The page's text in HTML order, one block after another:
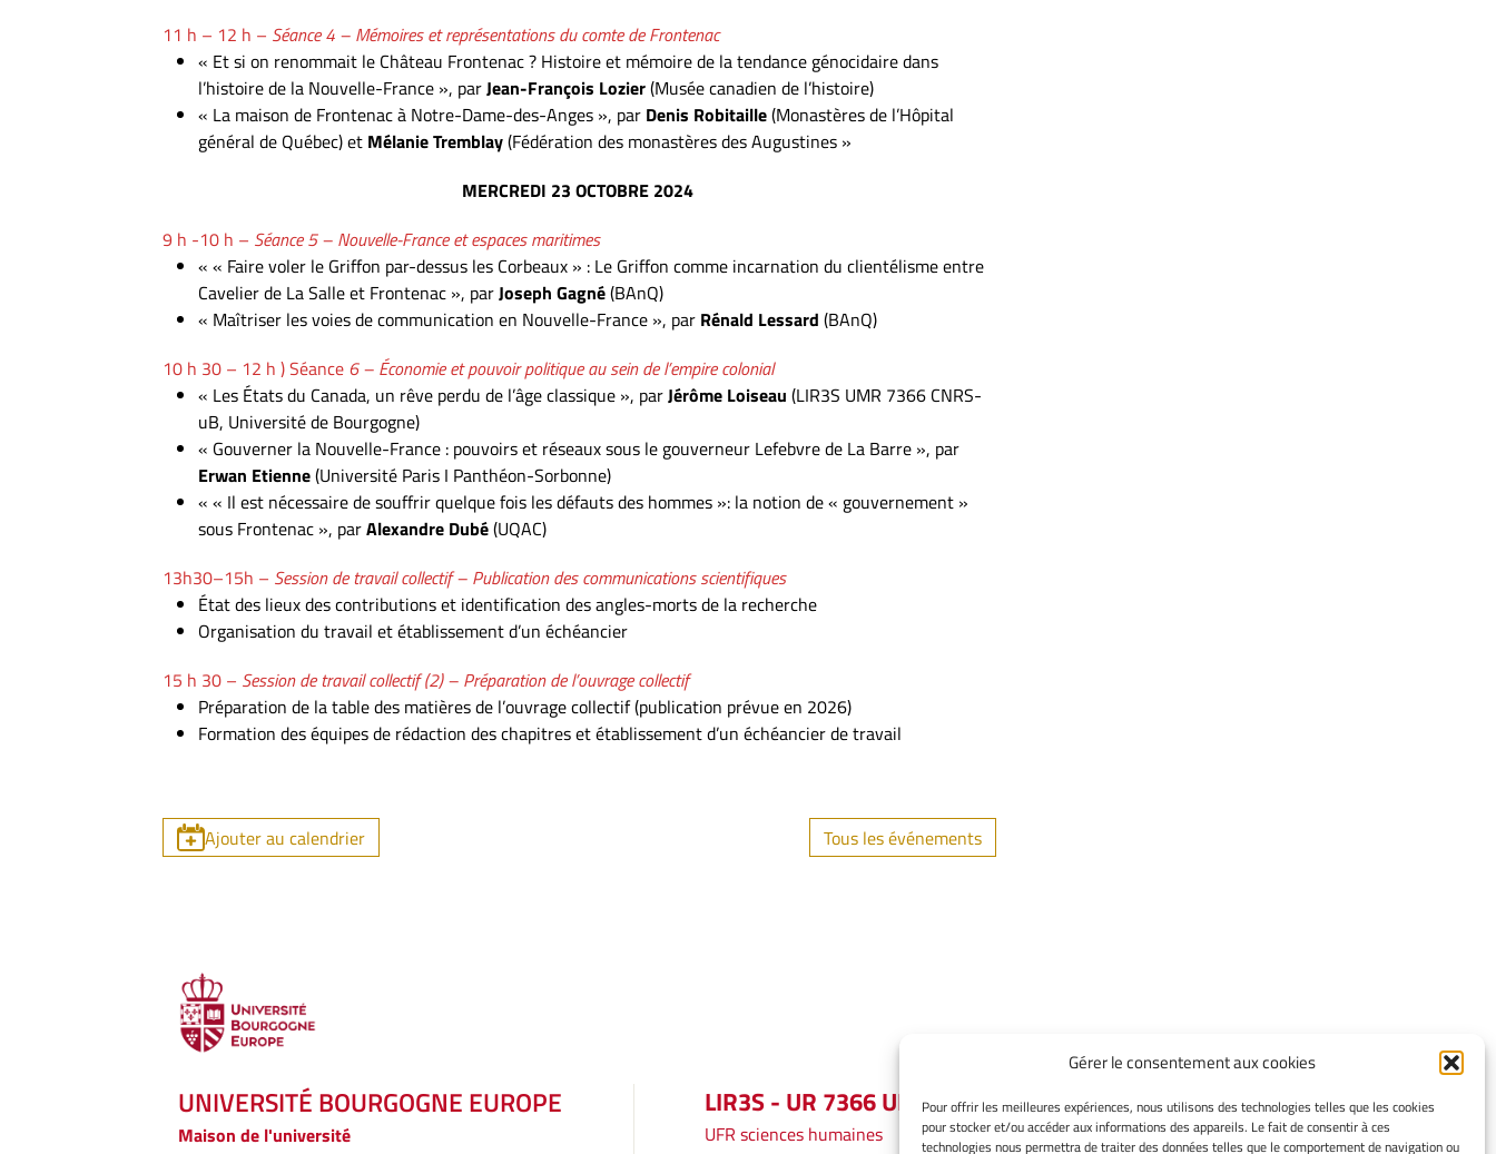
Gérer le consentement aux cookies
Pour offrir les meilleures expériences, nous utilisons des technologies telles que les cookies
pour stocker et/ou accéder aux informations des appareils. Le fait de consentir à ces
technologies nous permettra de traiter des données telles que le comportement de navigation ou
11 h – 12 h – Séance 4 – Mémoires et représentations du comte de Frontenac
« Et si on renommait le Château Frontenac ? Histoire et mémoire de la tendance génocidaire dans
l’histoire de la Nouvelle-France », parJean-François Lozier(Musée canadien de l’histoire)
« La maison de Frontenac à Notre-Dame-des-Anges », par Denis Robitaille(Monastères de l’Hôpital
général de Québec) et Mélanie Tremblay(Fédération des monastères des Augustines »
MERCREDI 23 OCTOBRE 2024
9 h -10 h – Séance 5 – Nouvelle-France et espaces maritimes
« « Faire voler le Griffon par-dessus les Corbeaux » : Le Griffon comme incarnation du clientélisme entre
Cavelier de La Salle et Frontenac », parJoseph Gagné(BAnQ)
« Maîtriser les voies de communication en Nouvelle-France », par Rénald Lessard (BAnQ)
10 h 30 – 12 h ) Séance 6 – Économie et pouvoir politique au sein de l’empire colonial
« Les États du Canada, un rêve perdu de l’âge classique », parJérôme Loiseau (LIR3S UMR 7366 CNRS-
uB, Université de Bourgogne)
« Gouverner la Nouvelle-France : pouvoirs et réseaux sous le gouverneur Lefebvre de La Barre », par
Erwan Etienne(Université Paris I Panthéon-Sorbonne)
« « Il est nécessaire de souffrir quelque fois les défauts des hommes »: la notion de « gouvernement »
sous Frontenac », parAlexandre Dubé(UQAC)
13h30–15h – Session de travail collectif – Publication des communications scientifiques
État des lieux des contributions et identification des angles-morts de la recherche
Organisation du travail et établissement d’un échéancier
15 h 30 – Session de travail collectif (2) – Préparation de l’ouvrage collectif
Préparation de la table des matières de l’ouvrage collectif (publication prévue en 2026)
Formation des équipes de rédaction des chapitres et établissement d’un échéancier de travail
Ajouter au calendrier Tous les événements
UNIVERSITÉ BOURGOGNE EUROPE
Maison de l'université
LIR3S - UR 7366 UBE
UFR sciences humaines
INFORMATIONS LÉGALES
Mentions légales